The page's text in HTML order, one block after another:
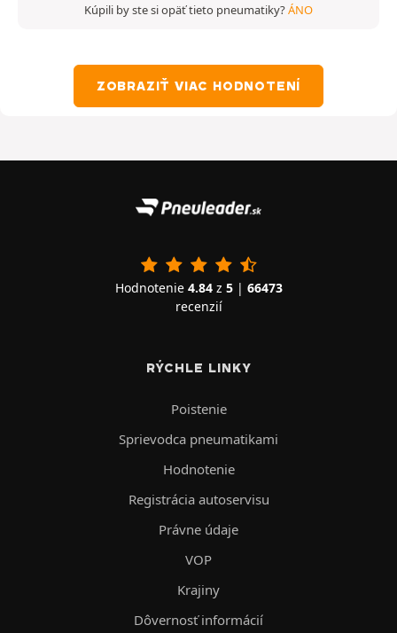
Kúpili by ste si opäť tieto pneumatiky?ÁNO
ZOBRAZIŤ VIAC HODNOTENÍ
Hodnotenie 4.84z 5| 66473
recenzií
RÝCHLE LINKY
Poistenie
Sprievodca pneumatikami
Hodnotenie
Registrácia autoservisu
Právne údaje
VOP
Krajiny
Dôvernosť informácií